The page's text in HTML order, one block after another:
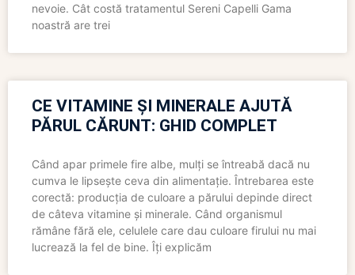
nevoie. Cât costă tratamentul Sereni Capelli Gama
noastră are trei
CE VITAMINE ȘI MINERALE AJUTĂ
PĂRUL CĂRUNT: GHID COMPLET
Când apar primele fire albe, mulți se întreabă dacă nu
cumva le lipsește ceva din alimentație. Întrebarea este
corectă: producția de culoare a părului depinde direct
de câteva vitamine și minerale. Când organismul
rămâne fără ele, celulele care dau culoare firului nu mai
lucrează la fel de bine. Îți explicăm